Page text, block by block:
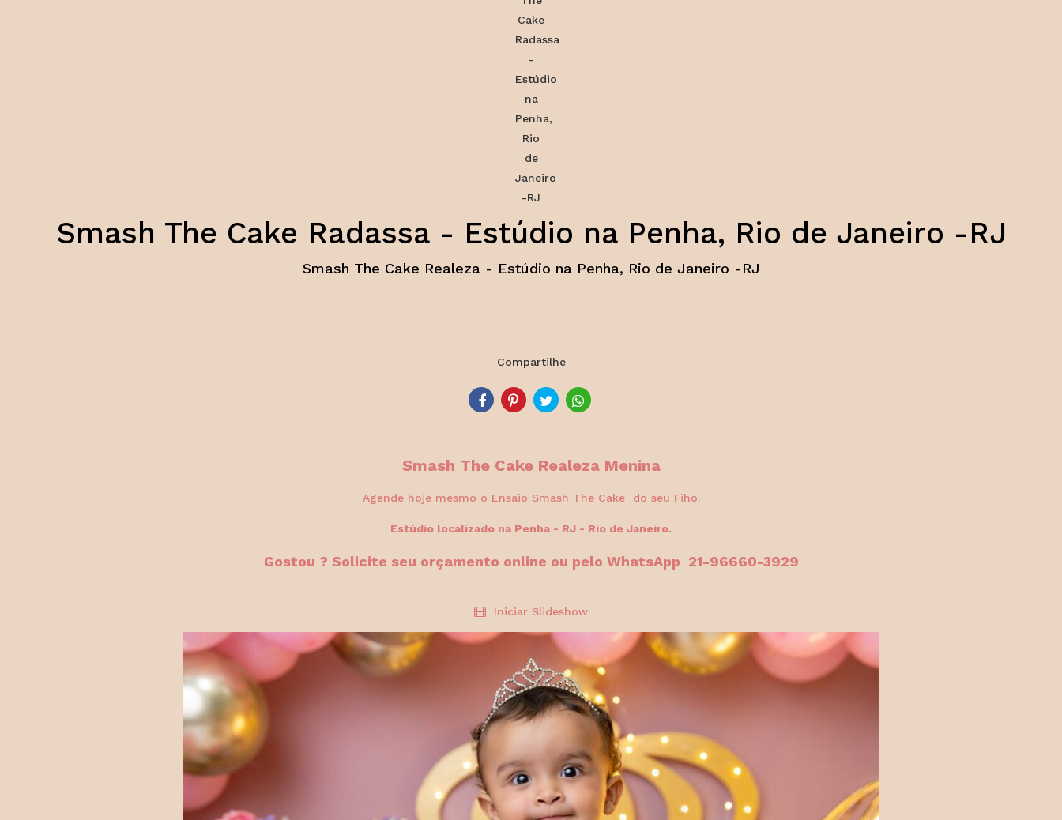
Smash The Cake Radassa - Estúdio na Penha, Rio de Janeiro -RJ
Smash The Cake Realeza - Estúdio na Penha, Rio de Janeiro -RJ
Compartilhe
Smash The Cake Realeza Menina
Agende hoje mesmo o Ensaio Smash The Cake do seu Fiho.
Estúdio localizado na Penha - RJ - Rio de Janeiro.
Gostou ? Solicite seu orçamento online ou pelo WhatsApp 21-96660-3929
Iniciar Slideshow